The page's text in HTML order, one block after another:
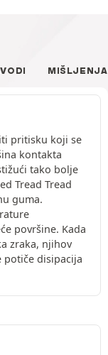
MIŠLJENJA
pritisku koji se
kontakta
tako bolje
Tread Tread
guma.
površine. Kada
zraka, njihov
potiče disipacija